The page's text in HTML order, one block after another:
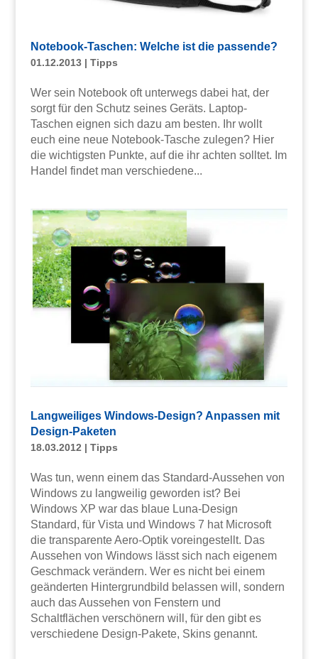
Notebook-Taschen: Welche ist die passende?
01.12.2013| Tipps
Wer sein Notebook oft unterwegs dabei hat, der
sorgt für den Schutz seines Geräts. Laptop-
Taschen eignen sich dazu am besten. Ihr wollt
euch eine neue Notebook-Tasche zulegen? Hier
die wichtigsten Punkte, auf die ihr achten solltet. Im
Handel findet man verschiedene...
Langweiliges Windows-Design? Anpassen mit
Design-Paketen
18.03.2012| Tipps
Was tun, wenn einem das Standard-Aussehen von
Windows zu langweilig geworden ist? Bei
Windows XP war das blaue Luna-Design
Standard, für Vista und Windows 7 hat Microsoft
die transparente Aero-Optik voreingestellt. Das
Aussehen von Windows lässt sich nach eigenem
Geschmack verändern. Wer es nicht bei einem
geänderten Hintergrundbild belassen will, sondern
auch das Aussehen von Fenstern und
Schaltflächen verschönern will, für den gibt es
verschiedene Design-Pakete, Skins genannt.